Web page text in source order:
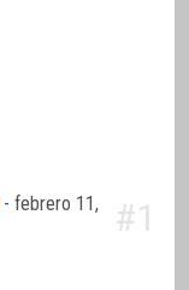
-febrero 11,
#1